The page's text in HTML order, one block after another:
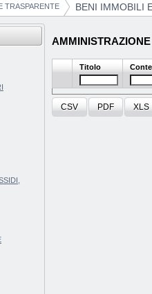
TRASPARENTE BENI IMMOBILI
Titolo
CSV PDF XLS